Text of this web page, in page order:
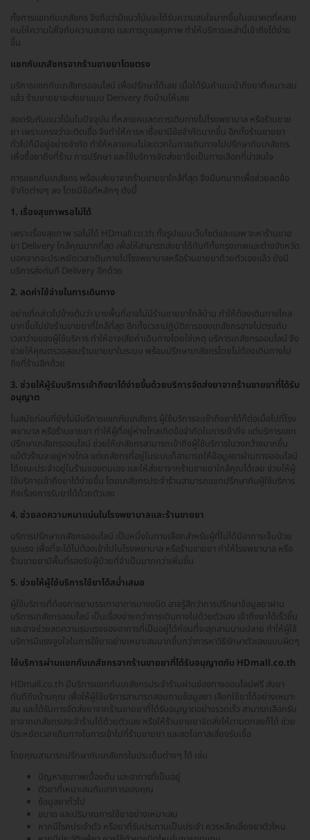
ทั้งการแชทกับเภสัชกร จึงถือว่ามีแนวโน้มจะได้รับความสนใจมากขึ้นในอนาคตที่หลาย
คนให้ความใส่ใจกับความสะอาด และการดูแลสุขภาพ ทำให้บริการเหล่านี้เข้าถึงได้ง่าย
ขึ้น
แชทกับเภสัชกรจากร้านขายยาโดยตรง
บริการแชทกับเภสัชกรออนไลน์ เพื่อปรึกษาได้เลย เมื่อได้รับคำแนะนำถึงยาที่เหมาะสม
แล้ว ร้านขายยาจะส่งยาแบบ Derivery ถึงบ้านให้เลย
สอดรับกับแนวโน้มในปัจจุบัน ที่หลายคนลดการเดินทางไปโรงพยาบาล หรือร้านขาย
ยา เพราะเกรงว่าจะติดเชื้อ จึงทำให้การหาซื้อยามีข้อจำกัดมากขึ้น อีกทั้งร้านขายยา
ทั่วไปก็มีอยู่อย่างจำกัด ทำให้หลายคนไม่สะดวกในการเดินทางไปปรึกษากับเภสัชกร
เพื่อซื้อยาถึงที่ร้าน การปรึกษา และใช้บริการจัดส่งยาจึงเป็นทางเลือกที่น่าสนใจ
การแชทกับเภสัชกร พร้อมส่งยาจากร้านขายยาใกล้ที่สุด จึงมีบทบาทเพื่อช่วยลดข้อ
จำกัดต่างๆ ลง โดยมีข้อดีหลักๆ ดังนี้
1. เรื่องสุขภาพรอไม่ได้
เพราะเรื่องสุขภาพ รอไม่ได้ HDmall.co.th ทั้งรูปแบบเว็บไซต์และแอพ จะหาร้านขาย
ยา Delivery ใกล้คุณมากที่สุด เพื่อให้สามารถส่งยาได้ทันทีทั้งกรุงเทพและต่างจังหวัด
นอกจากจะประหยัดเวลาเดินทางไปโรงพยาบาลหรือร้านขายยาด้วยตัวเองแล้ว ยังมี
บริการส่งทันที Delivery อีกด้วย
2. ลดค่าใช้จ่ายในการเดินทาง
อย่างที่กล่าวไปข้างต้นว่า บางพื้นที่อาจไม่มีร้านขายยาใกล้บ้าน ทำให้ต้องเดินทางไกล
มากขึ้นไปยังร้านขายยาที่ใกล้ที่สุด อีกทั้งเวลาปฏิบัติการของเภสัชกรอาจไม่ตรงกับ
เวลาว่างของผู้ใช้บริการ ทำให้อาจเสียค่าเดินทางโดยใช่เหตุ บริการเภสัชกรออนไลน์ จึง
ช่วยให้คุณตรวจสอบร้านขายยาในระบบ พร้อมปรึกษาเภสัชกรโดยไม่ต้องเดินทางไป
ถึงที่ร้านอีกด้วย
3. ช่วยให้ผู้รับบริการเข้าถึงยาได้ง่ายขึ้นด้วยบริการจัดส่งยาจากร้านขายยาที่ได้รับ
อนุญาต
ในสมัยก่อนที่ยังไม่มีบริการแชทกับเภสัชกร ผู้ใช้บริการจะเข้าถึงยาได้ก็ต่อเมื่อไปที่โรง
พยาบาล หรือร้านขายยา ทำให้ผู้ที่อยู่ห่างไกลเกิดข้อจำกัดในการเข้าถึง แต่บริการแชท
ปรึกษาเภสัชกรออนไลน์ ช่วยให้เภสัชกรสามารถเข้าถึงผู้ใช้บริการในวงกว้างมากขึ้น
แม้ตัวร้านจะอยู่ห่างไกล แต่เภสัชกรที่อยู่ในระบบก็สามารถให้ข้อมูลยาผ่านทางออนไลน์
ได้ขณะประจำอยู่ในร้านของตนเอง และให้ส่งยาจากร้านขายยาใกล้คุณได้เลย ช่วยให้ผู้
ใช้บริการเข้าถึงยาได้ง่ายขึ้น โดยเภสัชกรประจำร้านสามารถแชทปรึกษากับผู้ใช้บริการ
ถึงเรื่องการรับยาได้ด้วยตัวเอง
4. ช่วยลดความหนาแน่นในโรงพยาบาลและร้านขายยา
บริการปรึกษาเภสัชกรออนไลน์ เป็นหนึ่งในทางเลือกสำหรับผู้ที่ไม่ได้มีอาการเจ็บป่วย
รุนแรง เพื่อที่จะได้ไม่ต้องเข้าไปในโรงพยาบาล หรือร้านขายยา ทำให้โรงพยาบาล หรือ
ร้านขายยามีพื้นที่รองรับผู้ป่วยที่จำเป็นมากกว่าเพิ่มขึ้น
5. ช่วยให้ผู้ใช้บริการใช้ยาได้สม่ำเสมอ
ผู้ใช้บริการที่ต้องการยาบรรเทาอาการบางชนิด อาจรู้สึกว่าการปรึกษาข้อมูลยาผ่าน
บริการเภสัชกรออนไลน์ เป็นเรื่องง่ายกว่าการเดินทางไปด้วยตัวเอง เข้าถึงยาได้เร็วขึ้น
และอาจช่วยลดความรุนแรงของอาการที่เป็นอยู่ได้ก่อนที่จะลุกลามบานปลาย ทำให้ผู้ใช้
บริการมีแรงจูงใจในการใช้ยาอย่างเหมาะสมมากขึ้นกว่าการหาวิธีรักษาตัวเองแบบผิดๆ
ใช้บริการผ่านแชทกับเภสัชกรจากร้านขายยาที่ได้รับอนุญาตกับ HDmall.co.th
HDmall.co.th มีบริการแชทกับเภสัชกรประจำร้านผ่านช่องทางออนไลน์ฟรี ส่งยา
ทันทีถึงบ้านคุณ เพื่อให้ผู้ใช้บริการสามารถสอบถามข้อมูลยา เลือกใช้ยาได้อย่างเหมาะ
สม และได้รับการจัดส่งยาจากร้านขายยาที่ได้รับอนุญาตอย่างรวดเร็ว สามารถเลือกรับ
ยาจากเภสัชกรประจำร้านได้ด้วยตัวเอง หรือให้ร้านขายยาจัดส่งให้ตามตกลงก็ได้ ช่วย
ประหยัดเวลาเดินทางในการเข้าไปที่ร้านขายยา และลดโอกาสเสี่ยงรับเชื้อ
โดยคุณสามารถปรึกษากับเภสัชกรในประเด็นต่างๆ ได้ เช่น
ปัญหาสุขภาพเบื้องต้น และอาการที่เป็นอยู่
ตัวยาที่เหมาะสมกับอาการของคุณ
ข้อมูลยาทั่วไป
ขนาด และปริมาณการใช้ยาอย่างเหมาะสม
หากมีโรคประจำตัว หรือยาที่รับประทานเป็นประจำ ควรหลีกเลี่ยงยาตัวไหน